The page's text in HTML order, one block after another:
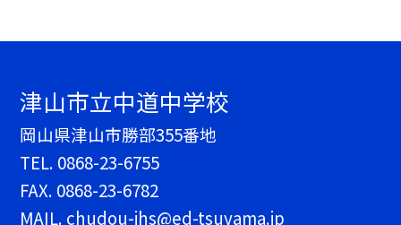
津山市立中道中学校
岡山県津山市勝部355番地
TEL. 0868-23-6755
FAX. 0868-23-6782
MAIL. chudou-jhs@ed-tsuyama.jp